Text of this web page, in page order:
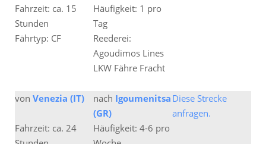
Fahrzeit: ca. 15
Stunden
Häufigkeit: 1 pro
Tag
Fährtyp: CF
Reederei:
Agoudimos Lines
LKW Fähre Fracht
von Venezia (IT) nach Igoumenitsa
(GR)
Diese Strecke
anfragen.
Fahrzeit: ca. 24
Häufigkeit: 4-6 pro